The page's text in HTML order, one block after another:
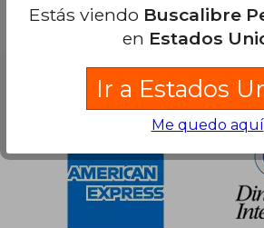
S/ 270,62
Nuestras Formas
Estás viendo Buscalibre
en Estados
Ir a Estados
Me quedo aquí